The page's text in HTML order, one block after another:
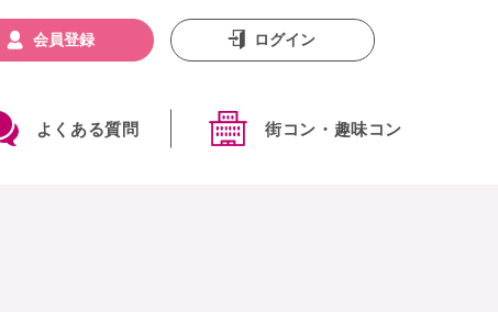
よくある質問 街コン・趣味コン
会員登録 ログイン